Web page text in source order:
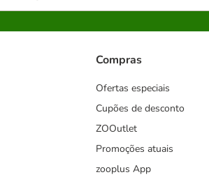
Compras
Ofertas especiais
Cupões de desconto
ZOOutlet
Promoções atuais
zooplus App